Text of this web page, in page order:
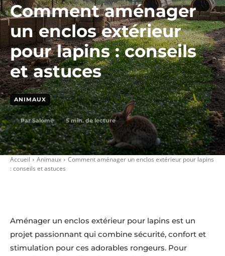
Comment aménager
un enclos extérieur
pour lapins : conseils
et astuces
ANIMAUX
Par Salomé 5min. de lecture
Accueil Animaux
Comment aménager un enclos extérieur pour lapins
: conseils et astuces
Aménager un enclos extérieur pour lapins est un
projet passionnant qui combine sécurité, confort et
stimulation pour ces adorables rongeurs. Pour